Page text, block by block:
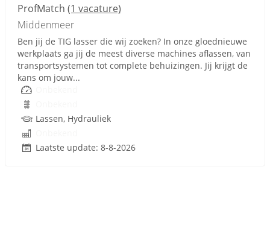
ProfMatch (1 vacature)
Middenmeer
Ben jij de TIG lasser die wij zoeken? In onze gloednieuwe
werkplaats ga jij de meest diverse machines aflassen, van
transportsystemen tot complete behuizingen. Jij krijgt de
kans om jouw...
Lassen, Hydrauliek
Laatste update: 8-8-2026